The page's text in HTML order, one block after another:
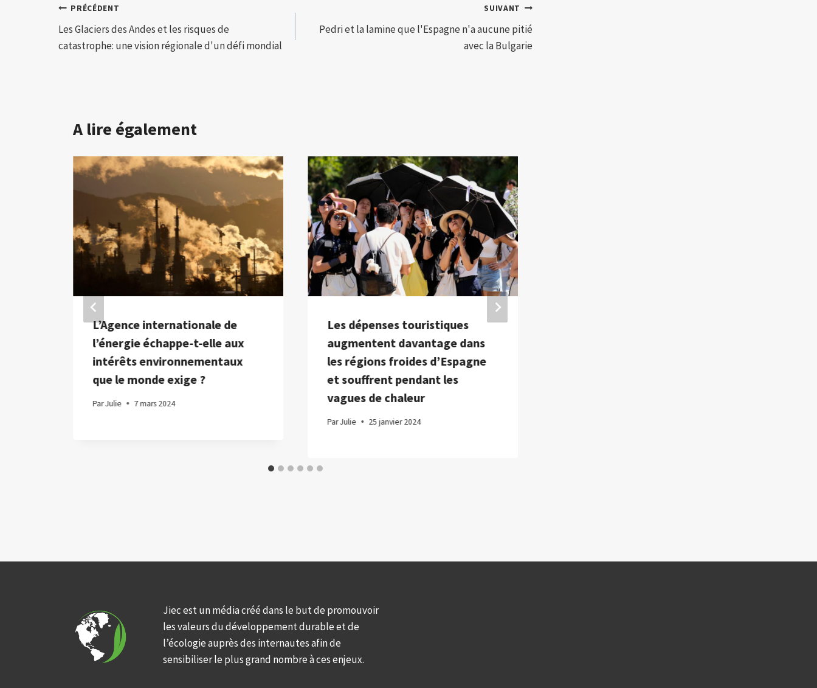
Navigation
de
PRÉCÉDENT
Les Glaciers des Andes et les risques de
catastrophe: une vision régionale d'un défi mondial
SUIVANT
Pedri et la lamine que l'Espagne n'a aucune pitié
avec la Bulgarie
A lire également
L’Agence internationale de
l’énergie échappe-t-elle aux
intérêts environnementaux
que le monde exige ?
ParJulie 7 mars 2024
Les dépenses touristiques
augmentent davantage dans
les régions froides d’Espagne
et souffrent pendant les
vagues de chaleur
ParJulie 25 janvier 2024
Jiec est un média créé dans le but de promouvoir
les valeurs du développement durable et de
l’écologie auprès des internautes afin de
sensibiliser le plus grand nombre à ces enjeux.